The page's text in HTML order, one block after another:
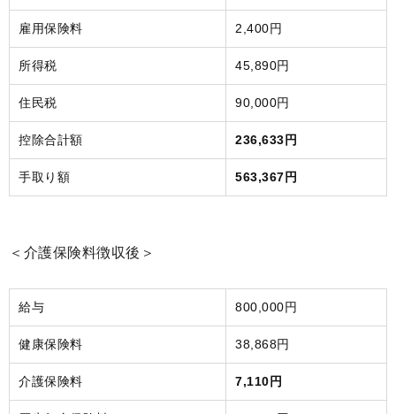
雇用保険料 2,400円
所得税 45,890円
住民税 90,000円
控除合計額 236,633円
手取り額 563,367円
＜介護保険料徴収後＞
給与 800,000円
健康保険料 38,868円
介護保険料 7,110円